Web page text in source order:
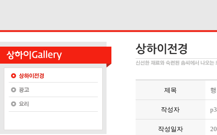
제목
작성자
작성일자